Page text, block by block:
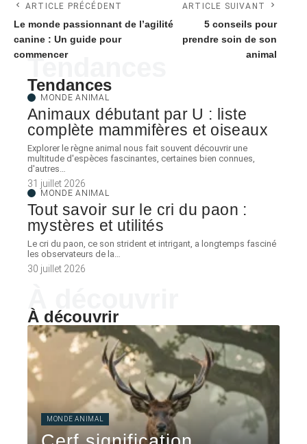
ARTICLE PRÉCÉDENT
Le monde passionnant de l’agilité
canine : Un guide pour
commencer
ARTICLE SUIVANT
5 conseils pour
prendre soin de son
animal
Tendances
Tendances
MONDE ANIMAL
Animaux débutant par U : liste
complète mammifères et oiseaux
Explorer le règne animal nous fait souvent découvrir une
multitude d'espèces fascinantes, certaines bien connues,
d'autres
31 juillet 2026
MONDE ANIMAL
Tout savoir sur le cri du paon :
mystères et utilités
Le cri du paon, ce son strident et intrigant, a longtemps fasciné
les observateurs de la
30 juillet 2026
À découvrir
MONDE ANIMAL